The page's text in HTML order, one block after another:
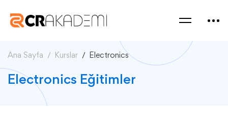
Ana Sayfa Kurslar Electronics
Electronics Eğitimler